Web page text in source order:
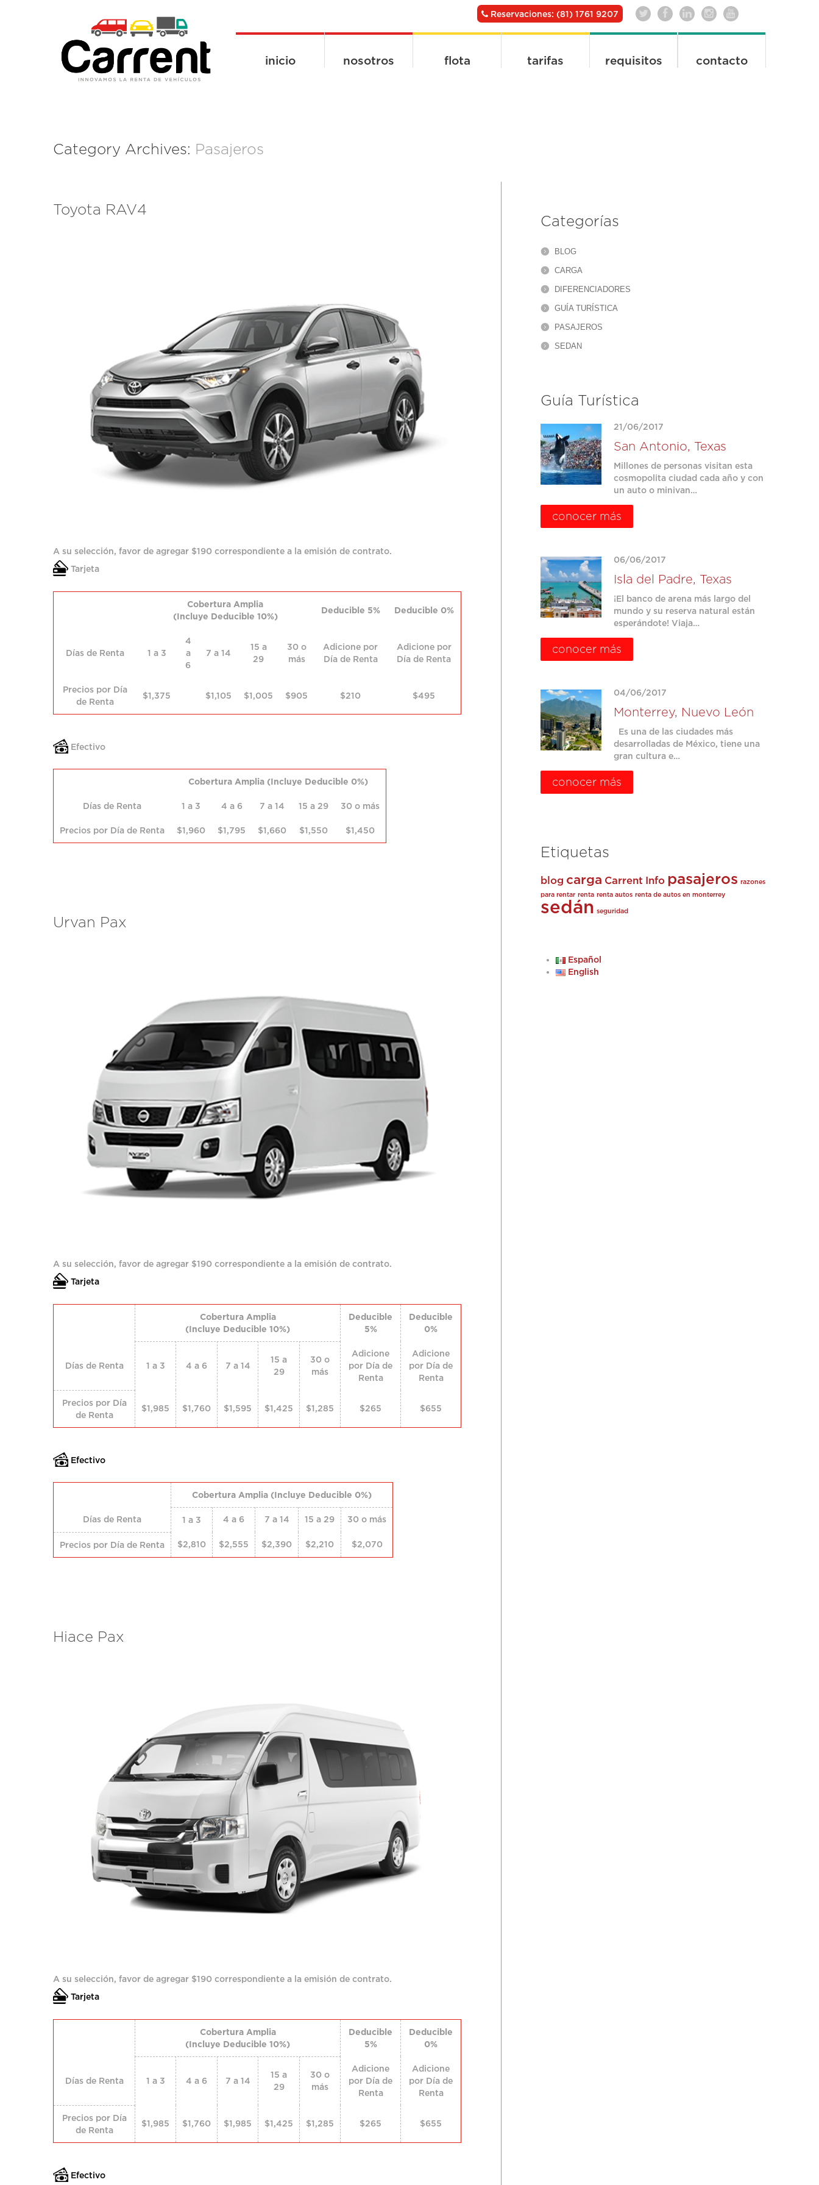
Reservaciones: (81) 1761 9207
inicio nosotros flota tarifas requisitos contacto
Category Archives: Pasajeros
Toyota RAV4
A su selección, favor de agregar $190 correspondiente a la emisión de contrato.
Tarjeta
Cobertura Amplia
(Incluye Deducible 10%)
Deducible 5% Deducible 0%
Días de Renta 1 a 3
4
a
6
7 a 14
15 a
29
30 o
más
Adicione por
Día de Renta
Adicione por
Día de Renta
Precios por Día
de Renta
$1,375 $1,105 $1,005 $905 $210 $495
Efectivo
Cobertura Amplia (Incluye Deducible 0%)
Días de Renta 1 a 3 4 a 6 7 a 14 15 a 29 30 o más
Precios por Día de Renta $1,960 $1,795 $1,660 $1,550 $1,450
Urvan Pax
A su selección, favor de agregar $190 correspondiente a la emisión de contrato.
Tarjeta
Cobertura Amplia
(Incluye Deducible 10%)
Deducible
5%
Deducible
0%
Días de Renta 1 a 3 4 a 6 7 a 14
15 a
29
30 o
más
Adicione
por Día de
Renta
Adicione
por Día de
Renta
Precios por Día
de Renta
$1,985 $1,760 $1,595 $1,425 $1,285 $265 $655
Efectivo
Cobertura Amplia (Incluye Deducible 0%)
Días de Renta 1 a 3 4 a 6 7 a 14 15 a 29 30 o más
Precios por Día de Renta $2,810 $2,555 $2,390 $2,210 $2,070
Hiace Pax
A su selección, favor de agregar $190 correspondiente a la emisión de contrato.
Tarjeta
Cobertura Amplia
(Incluye Deducible 10%)
Deducible
5%
Deducible
0%
Días de Renta 1 a 3 4 a 6 7 a 14
15 a
29
30 o
más
Adicione
por Día de
Renta
Adicione
por Día de
Renta
Precios por Día
de Renta
$1,985 $1,760 $1,985 $1,425 $1,285 $265 $655
Efectivo
Categorías
BLOG
CARGA
DIFERENCIADORES
GUÍA TURÍSTICA
PASAJEROS
SEDAN
Guía Turística
21/06/2017
San Antonio, Texas
Millones de personas visitan esta
cosmopolita ciudad cada año y con
un auto o minivan…
conocer más
06/06/2017
Isla del Padre, Texas
¡El banco de arena más largo del
mundo y su reserva natural están
esperándote! Viaja…
conocer más
04/06/2017
Monterrey, Nuevo León
Es una de las ciudades más
desarrolladas de México, tiene una
gran cultura e…
conocer más
Etiquetas
blog carga Carrent Info pasajeros razones
para rentar renta renta autos renta de autos en monterrey
sedán seguridad
Español
English